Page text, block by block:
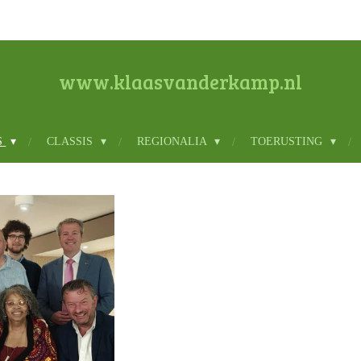
www.klaasvanderkamp.nl
CLASSIS REGIONALIA TOERUSTING